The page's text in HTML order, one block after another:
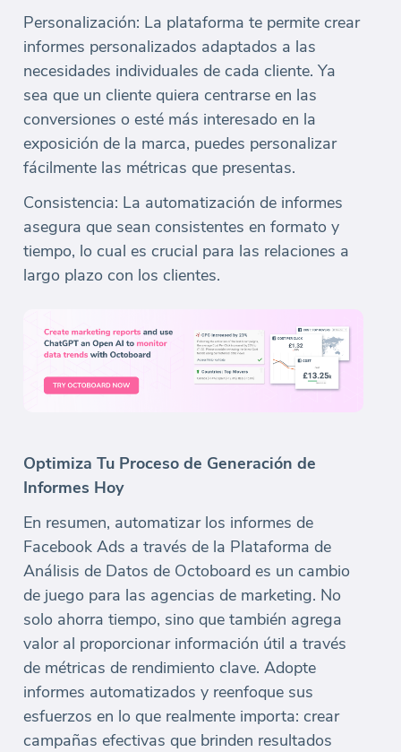
Personalización: La plataforma te permite crear
informes personalizados adaptados a las
necesidades individuales de cada cliente. Ya
sea que un cliente quiera centrarse en las
conversiones o esté más interesado en la
exposición de la marca, puedes personalizar
fácilmente las métricas que presentas.
Consistencia: La automatización de informes
asegura que sean consistentes en formato y
tiempo, lo cual es crucial para las relaciones a
largo plazo con los clientes.
Optimiza Tu Proceso de Generación de
Informes Hoy
En resumen, automatizar los informes de
Facebook Ads a través de la Plataforma de
Análisis de Datos de Octoboard es un cambio
de juego para las agencias de marketing. No
solo ahorra tiempo, sino que también agrega
valor al proporcionar información útil a través
de métricas de rendimiento clave. Adopte
informes automatizados y reenfoque sus
esfuerzos en lo que realmente importa: crear
campañas efectivas que brinden resultados